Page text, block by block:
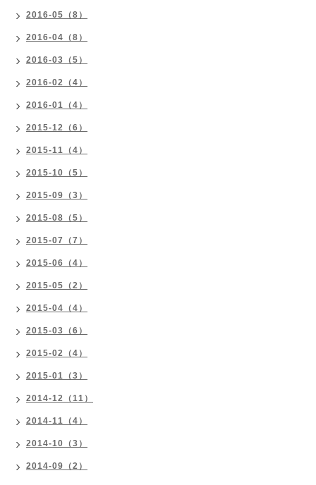
2016-05（8）
2016-04（8）
2016-03（5）
2016-02（4）
2016-01（4）
2015-12（6）
2015-11（4）
2015-10（5）
2015-09（3）
2015-08（5）
2015-07（7）
2015-06（4）
2015-05（2）
2015-04（4）
2015-03（6）
2015-02（4）
2015-01（3）
2014-12（11）
2014-11（4）
2014-10（3）
2014-09（2）